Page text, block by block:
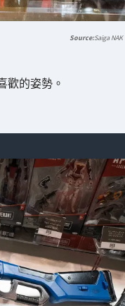
Saiga NAK
歡的姿勢。